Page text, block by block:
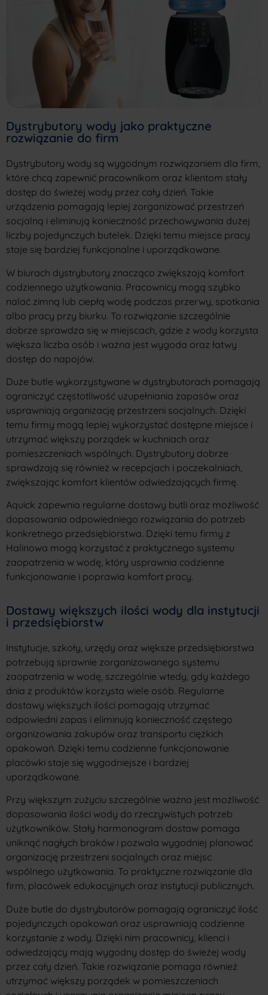
Dystrybutory wody jako praktyczne
rozwiązanie do firm
Dystrybutory wody są wygodnym rozwiązaniem dla firm,
które chcą zapewnić pracownikom oraz klientom stały
dostęp do świeżej wody przez cały dzień. Takie
urządzenia pomagają lepiej zorganizować przestrzeń
socjalną i eliminują konieczność przechowywania dużej
liczby pojedynczych butelek. Dzięki temu miejsce pracy
staje się bardziej funkcjonalne i uporządkowane.
W biurach dystrybutory znacząco zwiększają komfort
codziennego użytkowania. Pracownicy mogą szybko
nalać zimną lub ciepłą wodę podczas przerwy, spotkania
albo pracy przy biurku. To rozwiązanie szczególnie
dobrze sprawdza się w miejscach, gdzie z wody korzysta
większa liczba osób i ważna jest wygoda oraz łatwy
dostęp do napojów.
Duże butle wykorzystywane w dystrybutorach pomagają
ograniczyć częstotliwość uzupełniania zapasów oraz
usprawniają organizację przestrzeni socjalnych. Dzięki
temu firmy mogą lepiej wykorzystać dostępne miejsce i
utrzymać większy porządek w kuchniach oraz
pomieszczeniach wspólnych. Dystrybutory dobrze
sprawdzają się również w recepcjach i poczekalniach,
zwiększając komfort klientów odwiedzających firmę.
Aquick zapewnia regularne dostawy butli oraz możliwość
dopasowania odpowiedniego rozwiązania do potrzeb
konkretnego przedsiębiorstwa. Dzięki temu firmy z
Halinowa mogą korzystać z praktycznego systemu
zaopatrzenia w wodę, który usprawnia codzienne
funkcjonowanie i poprawia komfort pracy.
Dostawy większych ilości wody dla instytucji
i przedsiębiorstw
Instytucje, szkoły, urzędy oraz większe przedsiębiorstwa
potrzebują sprawnie zorganizowanego systemu
zaopatrzenia w wodę, szczególnie wtedy, gdy każdego
dnia z produktów korzysta wiele osób. Regularne
dostawy większych ilości pomagają utrzymać
odpowiedni zapas i eliminują konieczność częstego
organizowania zakupów oraz transportu ciężkich
opakowań. Dzięki temu codzienne funkcjonowanie
placówki staje się wygodniejsze i bardziej
uporządkowane.
Przy większym zużyciu szczególnie ważna jest możliwość
dopasowania ilości wody do rzeczywistych potrzeb
użytkowników. Stały harmonogram dostaw pomaga
uniknąć nagłych braków i pozwala wygodniej planować
organizację przestrzeni socjalnych oraz miejsc
wspólnego użytkowania. To praktyczne rozwiązanie dla
firm, placówek edukacyjnych oraz instytucji publicznych.
Duże butle do dystrybutorów pomagają ograniczyć ilość
pojedynczych opakowań oraz usprawniają codzienne
korzystanie z wody. Dzięki nim pracownicy, klienci i
odwiedzający mają wygodny dostęp do świeżej wody
przez cały dzień. Takie rozwiązanie pomaga również
utrzymać większy porządek w pomieszczeniach